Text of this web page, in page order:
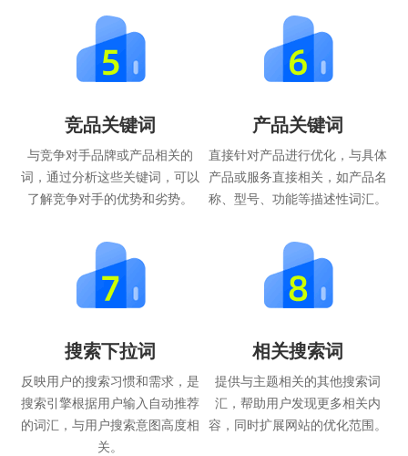
竞品关键词
与竞争对手品牌或产品相关的
词，通过分析这些关键词，可以
了解竞争对手的优势和劣势。
产品关键词
直接针对产品进行优化，与具体
产品或服务直接相关，如产品名
称、型号、功能等描述性词汇。
搜索下拉词
反映用户的搜索习惯和需求，是
搜索引擎根据用户输入自动推荐
的词汇，与用户搜索意图高度相
关。
相关搜索词
提供与主题相关的其他搜索词
汇，帮助用户发现更多相关内
容，同时扩展网站的优化范围。